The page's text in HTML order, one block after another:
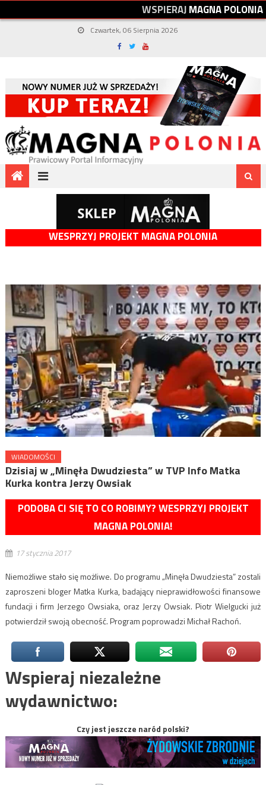
WSPIERAJMAGNAPOLONIA
Czwartek, 06 Sierpnia 2026
WESPRZYJ PROJEKT MAGNA POLONIA
WIADOMOŚCI
Dzisiaj w „Minęła Dwudziesta” w TVP Info Matka
Kurka kontra Jerzy Owsiak
PODOBA CI SIĘ TO CO ROBIMY? WESPRZYJ PROJEKT
MAGNA POLONIA!
17 stycznia 2017
Niemożliwe stało się możliwe. Do programu „Minęła Dwudziesta” zostali
zaproszeni bloger Matka Kurka, badający nieprawidłowości finansowe
fundacji i firm Jerzego Owsiaka, oraz Jerzy Owsiak. Piotr Wielgucki już
potwierdził swoją obecność. Program poprowadzi Michał Rachoń.
Wspieraj niezależne
wydawnictwo:
Czy jest jeszcze naród polski?